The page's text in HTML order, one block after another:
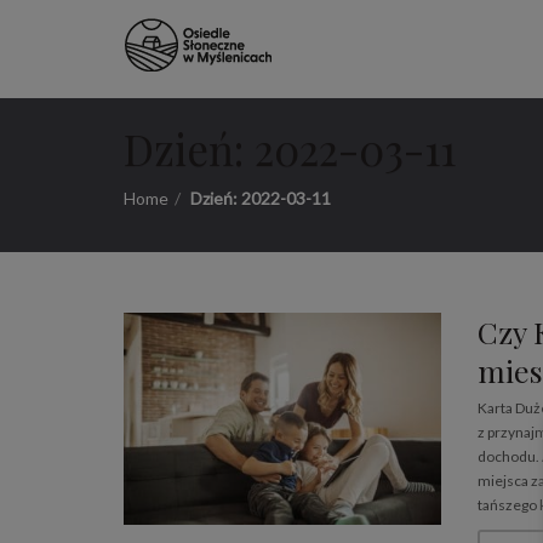
Home Dzień: 2022-03-11
Czy
Karta
z
dochodu.
miejsca
tańszego